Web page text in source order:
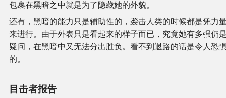
包裹在黑暗之中就是为了隐藏她的外貌。
还有，黑暗的能力只是辅助性的，袭击人类的时候都是凭力
来进行。由于外表只是看起来的样子而已，究竟她有多强仍
疑问，在黑暗中又无法分出胜负。看不到退路的话是令人恐
的。
目击者报告